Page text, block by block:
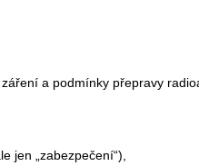
a podmínky přepravy
jen „zabezpečení“),